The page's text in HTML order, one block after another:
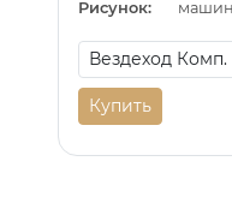
Рисунок:
Купить